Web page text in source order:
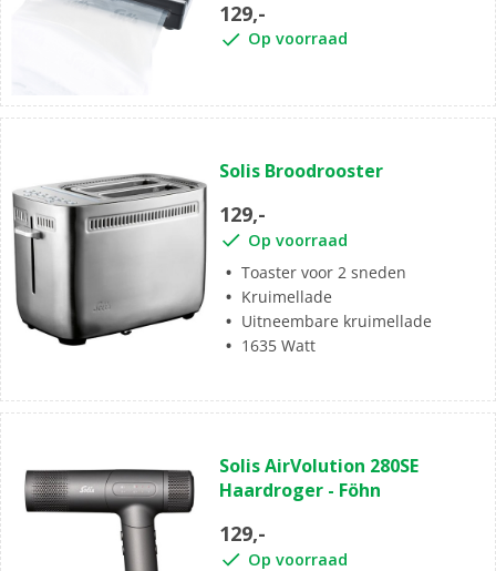
129,-
Op voorraad
Solis Broodrooster
129,-
Op voorraad
Toaster voor 2 sneden
Kruimellade
Uitneembare kruimellade
1635 Watt
Solis AirVolution 280SE
Haardroger - Föhn
129,-
Op voorraad